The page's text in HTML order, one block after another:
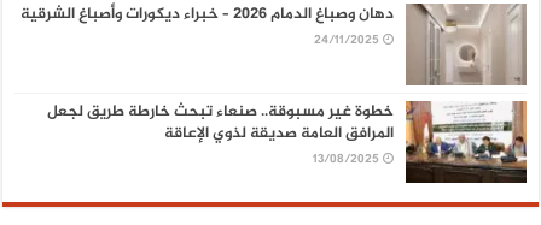
دهان وصباغ الدمام 2026 – خبراء ديكورات وأصباغ الشرقية
24/11/2025
خطوة غير مسبوقة.. صنعاء تبحث خارطة طريق لجعل
المرافق العامة صديقة لذوي الإعاقة
13/08/2025